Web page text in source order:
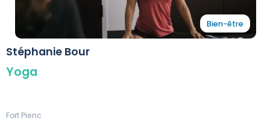
Bien-être
Stéphanie Bour
Yoga
Fort Pienc